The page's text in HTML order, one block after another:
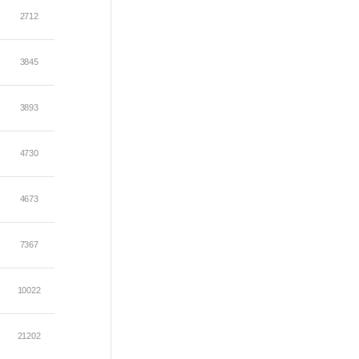
2712
3845
3893
4730
4673
7367
10022
21202